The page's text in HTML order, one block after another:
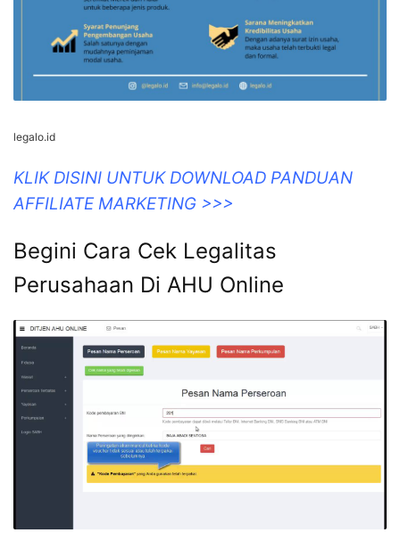
legalo.id
KLIK DISINI UNTUK DOWNLOAD PANDUAN
AFFILIATE MARKETING >>>
Perusahaan Di AHU Online